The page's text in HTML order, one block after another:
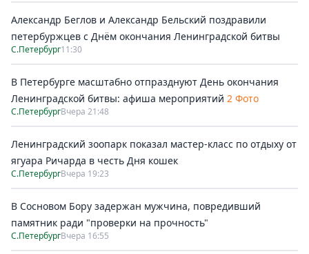
Александр Беглов и Александр Бельский поздравили
петербуржцев с Днём окончания Ленинградской битвы
С.Петербург11:30
В Петербурге масштабно отпразднуют День окончания
Ленинградской битвы: афиша мероприятий 2 Фото
С.ПетербургВчера 21:48
Ленинградский зоопарк показал мастер-класс по отдыху от
ягуара Ричарда в честь Дня кошек
С.ПетербургВчера 19:23
В Сосновом Бору задержан мужчина, повредивший
памятник ради "проверки на прочность"
С.ПетербургВчера 16:55